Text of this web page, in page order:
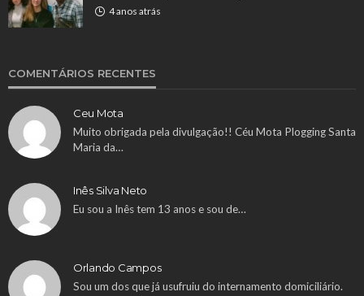
4 anos atrás
COMENTÁRIOS RECENTES
Ceu Mota
Muito obrigada pela divulgação!! Céu Mota Plogging Santa
Maria da…
Inês Silva Neto
Eu sou a Inês tem 13 anos e sou de…
Orlando Campos
Sou um dos que já usufruiu do internamento domiciliário.